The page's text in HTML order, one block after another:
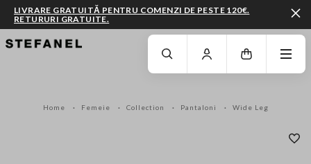
MERGI LA CONȚINUTUL PRINCIPALDERULEAZĂ ÎN JOS
LIVRARE GRATUITĂ PENTRU COMENZI DE PESTE 120€.
RETURURI GRATUITE.
Home Femeie Collection Pantaloni Wide Leg